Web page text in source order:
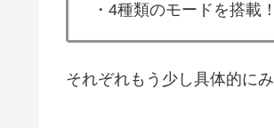
・4種類のモードを搭載
それぞれもう少し具体的に